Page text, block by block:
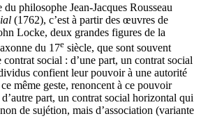
philosophe Jean-Jacques Rousseau
(1762), c’est à partir des œuvres de
Locke, deux grandes figures de la
du 17e siècle, que sont souvent
social : d’une part, un contrat social
confient leur pouvoir à une autorité
même geste, renoncent à ce pouvoir
part, un contrat social horizontal qui
de sujétion, mais d’association (variante